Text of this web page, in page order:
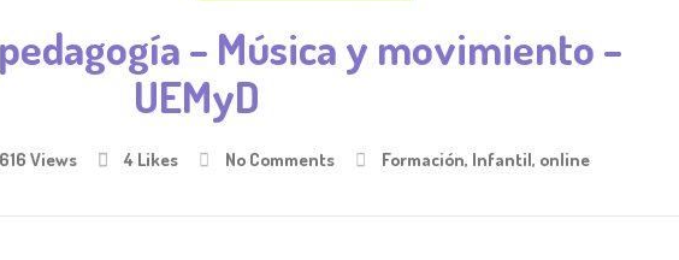
– Música y movimiento –
UEMyD
Views 4 Likes No Comments Formación, Infantil, online